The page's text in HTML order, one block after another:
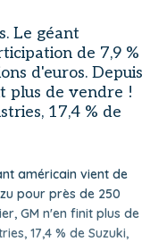
Le géant
de 7,9 %
d'euros. Depuis
plus de vendre !
17,4 % de
américain vient de
pour près de 250
GM n'en finit plus de
17,4 % de Suzuki,